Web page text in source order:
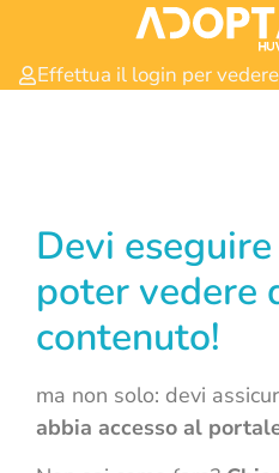
Effettua il login per
Devi
poter vedere
contenuto!
ma non solo: devi
abbia accesso al